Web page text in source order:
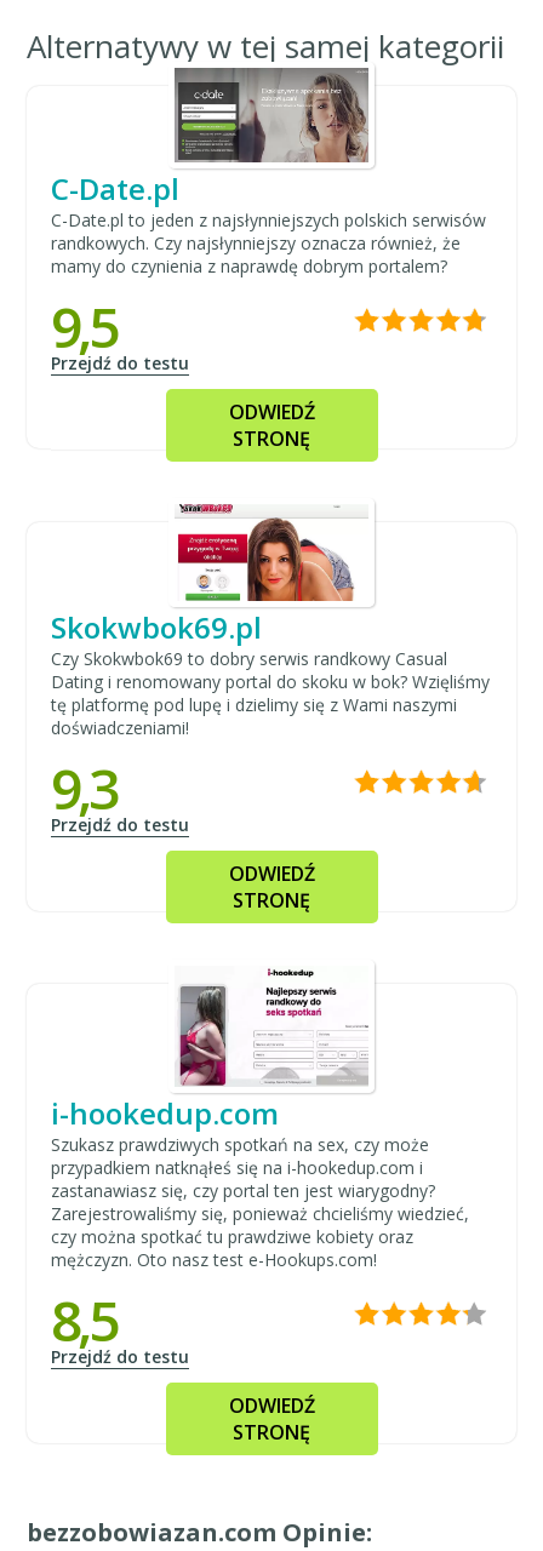
Alternatywy w tej samej kategorii
C-Date.pl
C-Date.pl to jeden z najsłynniejszych polskich serwisów
randkowych. Czy najsłynniejszy oznacza również, że
mamy do czynienia z naprawdę dobrym portalem?
9,5
Przejdź do testu
ODWIEDŹ
STRONĘ
Skokwbok69.pl
Czy Skokwbok69 to dobry serwis randkowy Casual
Dating i renomowany portal do skoku w bok? Wzięliśmy
tę platformę pod lupę i dzielimy się z Wami naszymi
doświadczeniami!
9,3
Przejdź do testu
ODWIEDŹ
STRONĘ
i-hookedup.com
Szukasz prawdziwych spotkań na sex, czy może
przypadkiem natknąłeś się na i-hookedup.com i
zastanawiasz się, czy portal ten jest wiarygodny?
Zarejestrowaliśmy się, ponieważ chcieliśmy wiedzieć,
czy można spotkać tu prawdziwe kobiety oraz
mężczyzn. Oto nasz test e-Hookups.com!
8,5
Przejdź do testu
ODWIEDŹ
STRONĘ
bezzobowiazan.com Opinie: